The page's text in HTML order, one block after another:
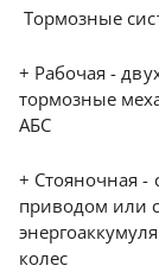
Тормозные
+ Рабочая -
тормозные
АБС
+ Стояночная
приводом или
колес